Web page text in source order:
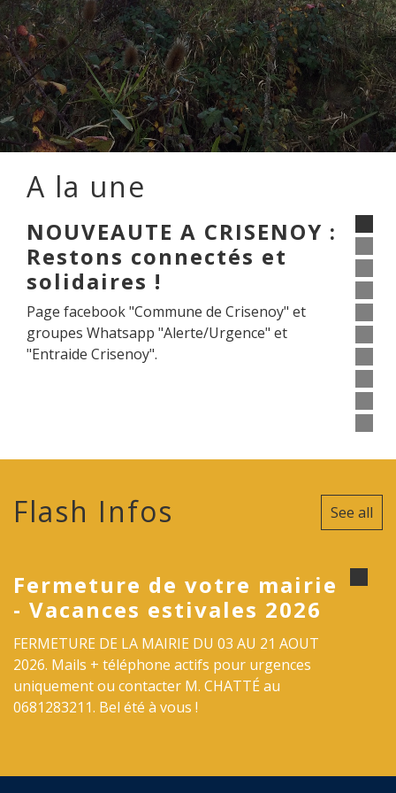
A la une
NOUVEAUTE A CRISENOY :
Restons connectés et
solidaires !
Page facebook "Commune de Crisenoy" et
groupes Whatsapp "Alerte/Urgence" et
"Entraide Crisenoy".
Flash Infos See all
Fermeture de votre mairie
- Vacances estivales 2026
FERMETURE DE LA MAIRIE DU 03 AU 21 AOUT
2026. Mails + téléphone actifs pour urgences
uniquement ou contacter M. CHATTÉ au
0681283211. Bel été à vous !